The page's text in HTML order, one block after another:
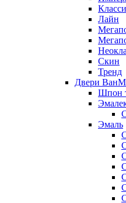
Лайн
Скин
Тренд
Двери
Шпон
Эмаль